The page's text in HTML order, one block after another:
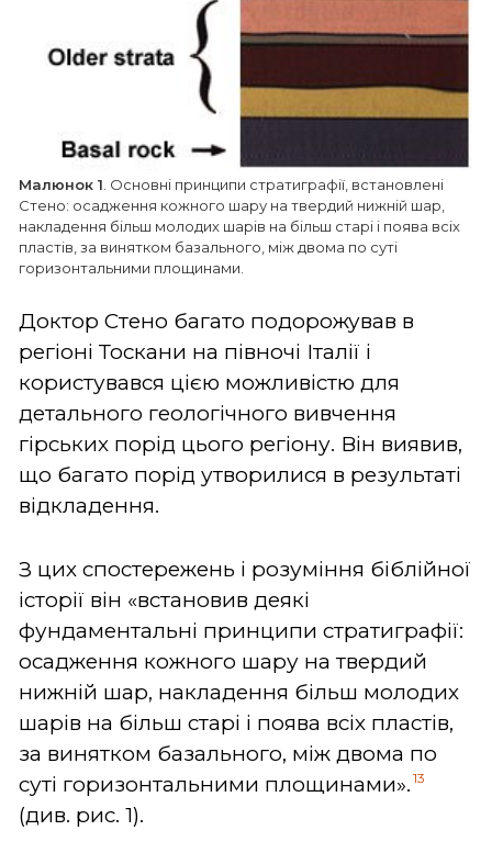
Малюнок 1 . Основні принципи стратиграфії, встановлені
Стено: осадження кожного шару на твердий нижній шар,
накладення більш молодих шарів на більш старі і поява всіх
пластів, за винятком базального, між двома по суті
горизонтальними площинами.
Доктор Стено багато подорожував в
регіоні Тоскани на півночі Італії і
користувався цією можливістю для
детального геологічного вивчення
гірських порід цього регіону. Він виявив,
що багато порід утворилися в результаті
відкладення.
З цих спостережень і розуміння біблійної
історії він «встановив деякі
фундаментальні принципи стратиграфії:
осадження кожного шару на твердий
нижній шар, накладення більш молодих
шарів на більш старі і поява всіх пластів,
за винятком базального, між двома по
суті горизонтальними площинами». 13
(див. рис. 1).